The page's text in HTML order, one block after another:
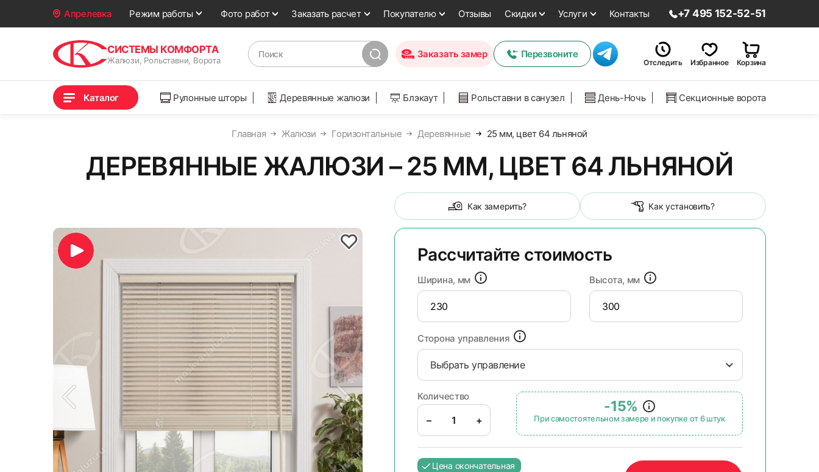
Апрелевка Режим работы Фото работ Заказать расчет Покупателю Отзывы Скидки Услуги Контакты +7 495 152-52-51
СИСТЕМЫ КОМФОРТА
Жалюзи, Рольставни, Ворота
Заказать замер Перезвоните
Отследить Избранное Корзина
Каталог Рулонные шторы Деревянные жалюзи Блэкаут Рольставни в санузел День-Ночь Секционные ворота
Главная Жалюзи Горизонтальные Деревянные 25 мм, цвет 64 льняной
ДЕРЕВЯННЫЕ ЖАЛЮЗИ – 25 ММ, ЦВЕТ 64 ЛЬНЯНОЙ
Как замерить? Как установить?
Рассчитайте стоимость
Ширина, мм Высота, мм
Сторона управления
Выбрать управление
Количество
– +
-15%
При самостоятельном замере и покупке от 6 штук
Цена окончательная